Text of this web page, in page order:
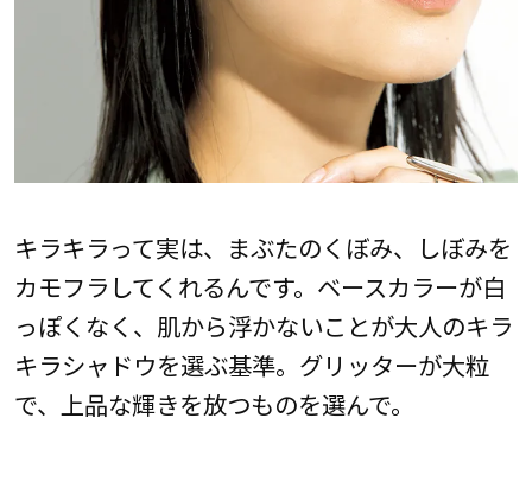
キラキラって実は、まぶたのくぼみ、しぼみを
カモフラしてくれるんです。ベースカラーが白
っぽくなく、肌から浮かないことが大人のキラ
キラシャドウを選ぶ基準。グリッターが大粒
で、上品な輝きを放つものを選んで。